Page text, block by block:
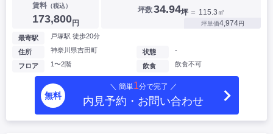
賃料（税込）
173,800円
坪数34.94坪 ＝ 115.3㎡
坪単価4,974円
最寄駅 戸塚駅 徒歩20分
住所 神奈川県吉田町
フロア 1〜2階
状態 -
飲食 飲食不可
無料
＼ 簡単1分で完了 ／
内見予約・お問い合わせ